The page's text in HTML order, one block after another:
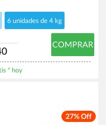
6 unidades de 4 kg
COMPRAR
* hoy
27% Off